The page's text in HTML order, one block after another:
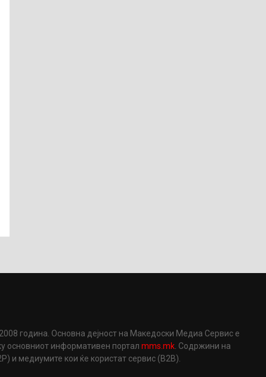
година. Основна дејност на Македоски Медиа Сервис е
основниот информативен порталmms.mk. Содржини на
и медиумите кои ќе користат сервис (B2B).